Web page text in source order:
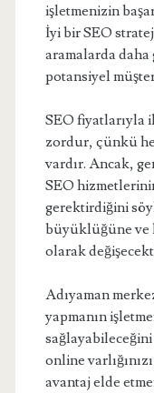
işletmenizin
İyi bir SEO
aramalarda
potansiyel
SEO fiyatlarıyla
zordur, çünkü
vardır. Ancak,
SEO
gerektirdiğini
büyüklüğüne ve
olarak
Adıyaman
yapmanın
online
avantaj elde